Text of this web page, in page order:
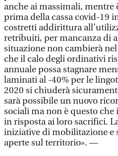
anche ai massimali, mentre
prima della cassa covid-19
costretti addirittura
retribuiti, per mancanza di
situazione non cambierà
che il calo degli ordinativi
annuale possa stagnare
laminati al -40% per le
2020 si chiuderà
sarà possibile un nuovo
sociali ma non è questo
in risposta ai loro sacrifici.
iniziative di mobilitazione e
aperte sul territorio». —